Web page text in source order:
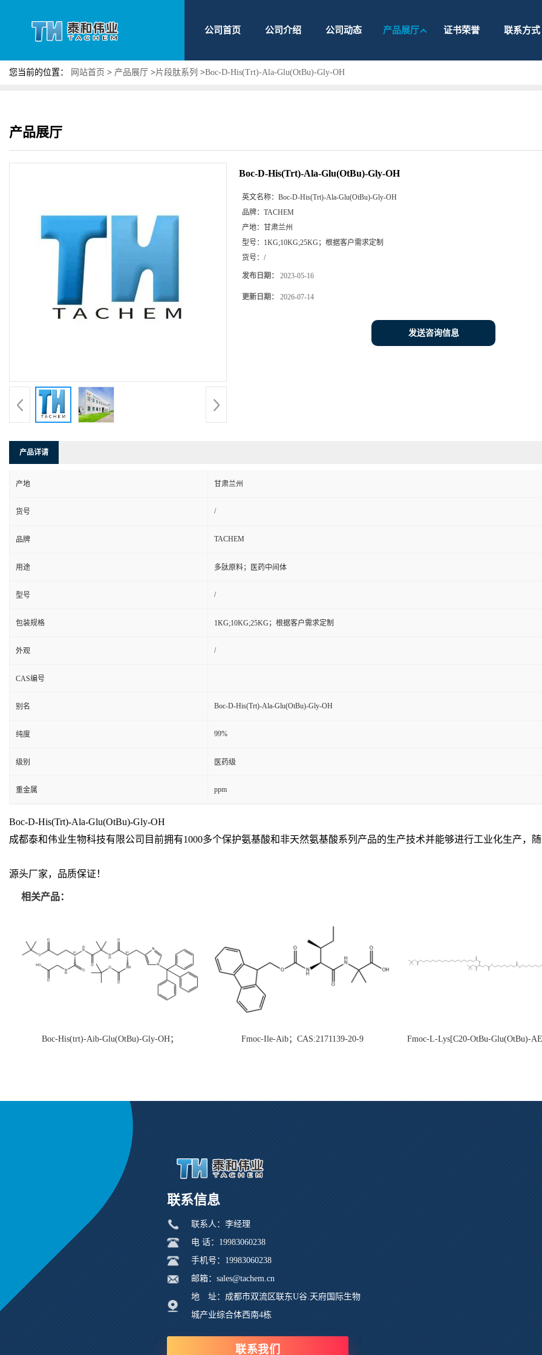
公司首页 公司介绍 公司动态 产品展厅 证书荣誉 联系方式
您当前的位置： 网站首页 > 产品展厅 >片段肽系列 >Boc-D-His(Trt)-Ala-Glu(OtBu)-Gly-OH
产品展厅
Boc-D-His(Trt)-Ala-Glu(OtBu)-Gly-OH
英文名称： Boc-D-His(Trt)-Ala-Glu(OtBu)-Gly-OH
品牌： TACHEM
产地： 甘肃兰州
型号： 1KG;10KG;25KG；根据客户需求定制
货号： /
发布日期： 2023-05-16
更新日期： 2026-07-14
发送咨询信息
产品详请
产地 甘肃兰州
货号 /
品牌 TACHEM
用途 多肽原料；医药中间体
型号 /
包装规格 1KG;10KG;25KG；根据客户需求定制
外观 /
CAS编号
别名 Boc-D-His(Trt)-Ala-Glu(OtBu)-Gly-OH
纯度 99%
级别 医药级
重金属 ppm
Boc-D-His(Trt)-Ala-Glu(OtBu)-Gly-OH
成都泰和伟业生物科技有限公司目前拥有1000多个保护氨基酸和非天然氨基酸系列产品的生产技术并能够进行工业化生产，
源头厂家，品质保证！
相关产品：
Boc-His(trt)-Aib-Glu(OtBu)-Gly-OH；
Fmoc-Ile-Aib；CAS:2171139-20-9
Fmoc-L-Lys[C20-OtBu-Glu(OtBu)-
联系信息
联系人：李经理
电 话：19983060238
手机号：19983060238
邮箱：sales@tachem.cn
地 址：成都市双流区联东U谷.天府国际生物
城产业综合体西南4栋
联系我们